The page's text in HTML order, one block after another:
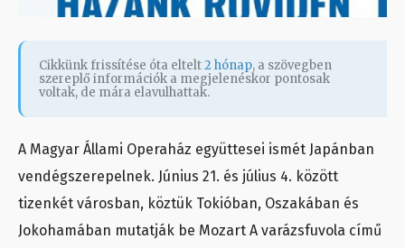
Cikkünk frissítése óta eltelt2 hónap, a szövegben
szereplő információk a megjelenéskor pontosak
voltak, de mára elavulhattak.
A Magyar Állami Operaház együttesei ismét Japánban
vendégszerepelnek. Június 21. és július 4. között
tizenkét városban, köztük Tokióban, Oszakában és
Jokohamában mutatják be Mozart A varázsfuvola című